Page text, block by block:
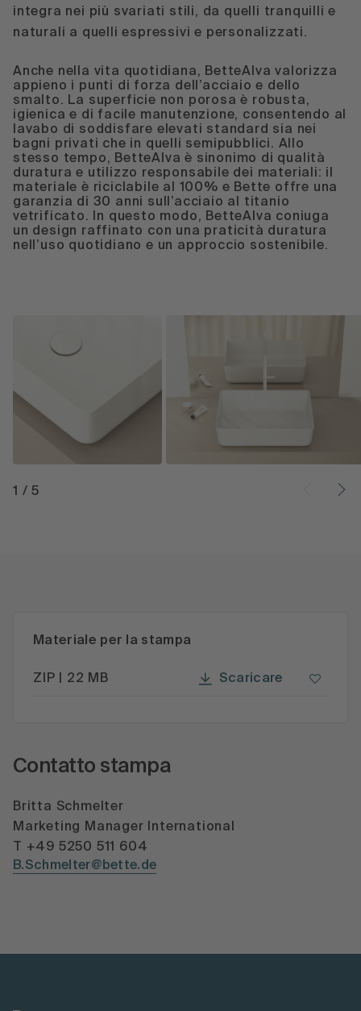
integra nei più svariati stili, da quelli tranquilli e
naturali a quelli espressivi e personalizzati.
Anche nella vita quotidiana, BetteAlva valorizza
appieno i punti di forza dell’acciaio e dello
smalto. La superficie non porosa è robusta,
igienica e di facile manutenzione, consentendo al
lavabo di soddisfare elevati standard sia nei
bagni privati che in quelli semipubblici. Allo
stesso tempo, BetteAlva è sinonimo di qualità
duratura e utilizzo responsabile dei materiali: il
materiale è riciclabile al 100% e Bette offre una
garanzia di 30 anni sull’acciaio al titanio
vetrificato. In questo modo, BetteAlva coniuga
un design raffinato con una praticità duratura
nell’uso quotidiano e un approccio sostenibile.
1 /5
Materiale per la stampa
ZIP | 22 MB Scaricare
Contatto stampa
Britta Schmelter
Marketing Manager International
T +49 5250 511 604
B.Schmelter@bette.de